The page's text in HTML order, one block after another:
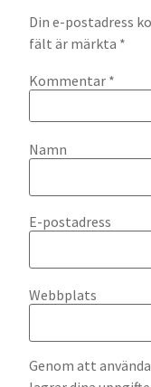
Din e-postadress
fält är märkta *
Kommentar *
Namn
E-postadress
Webbplats
Genom att